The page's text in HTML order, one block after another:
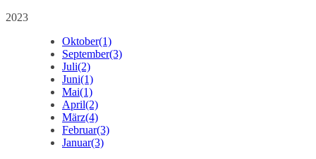
2023
Oktober(1)
September(3)
Juli(2)
Juni(1)
Mai(1)
April(2)
März(4)
Februar(3)
Januar(3)